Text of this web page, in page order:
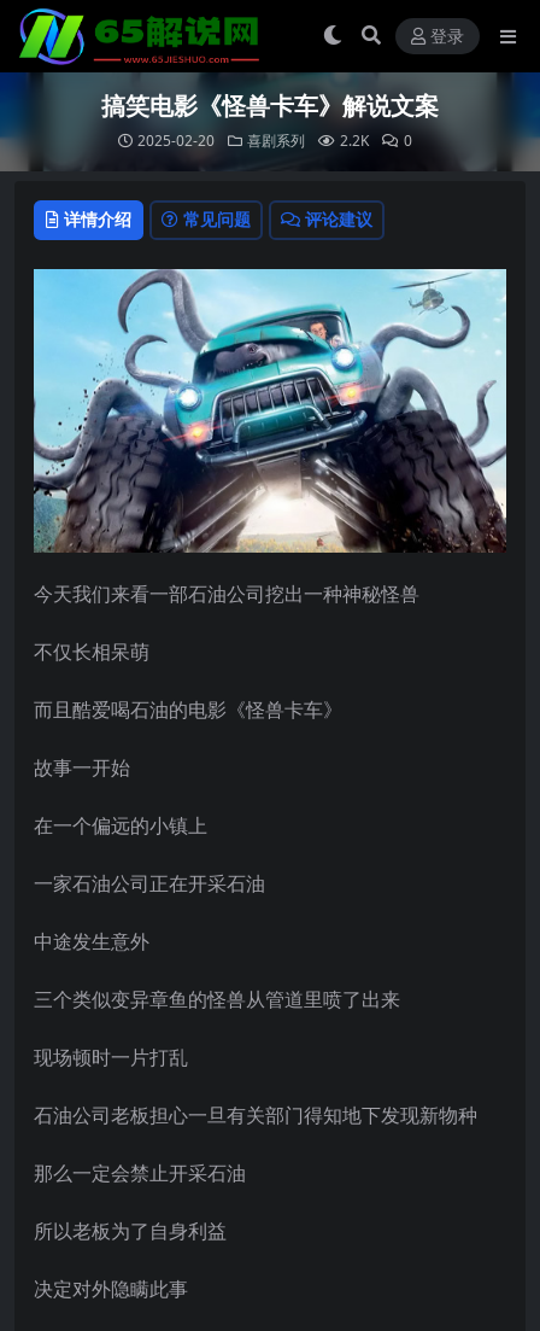
登录
搞笑电影《怪兽卡车》解说文案
2025-02-20 喜剧系列 2.2K 0
详情介绍 常见问题 评论建议
今天我们来看一部石油公司挖出一种神秘怪兽
不仅长相呆萌
而且酷爱喝石油的电影《怪兽卡车》
故事一开始
在一个偏远的小镇上
一家石油公司正在开采石油
中途发生意外
三个类似变异章鱼的怪兽从管道里喷了出来
现场顿时一片打乱
石油公司老板担心一旦有关部门得知地下发现新物种
那么一定会禁止开采石油
所以老板为了自身利益
决定对外隐瞒此事